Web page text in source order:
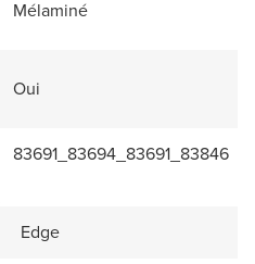
Mélaminé
Oui
83691_83694_83691_83846
Edge